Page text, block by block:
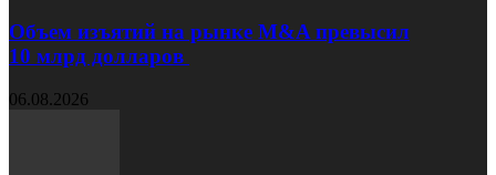
Объем изъятий на рынке M&A превысил
10 млрд долларов
06.08.2026